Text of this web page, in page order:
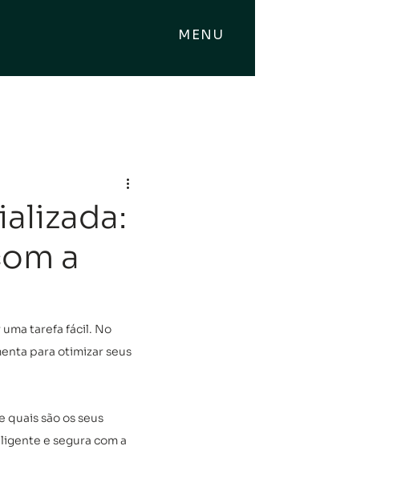
MENU
a
tarefa fácil. No
para otimizar seus
quais são os seus
e segura com a